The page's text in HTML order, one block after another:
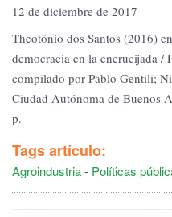
12 de diciembre de 2017
Theotônio dos Santos (2016)
democracia en la encrucijada /
compilado por Pablo Gentili;
Ciudad Autónoma de Buenos
p.
Tags artículo:
Agroindustria- Políticas